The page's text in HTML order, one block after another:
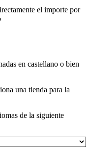
el importe por
en castellano o bien
una tienda para la
de la siguiente